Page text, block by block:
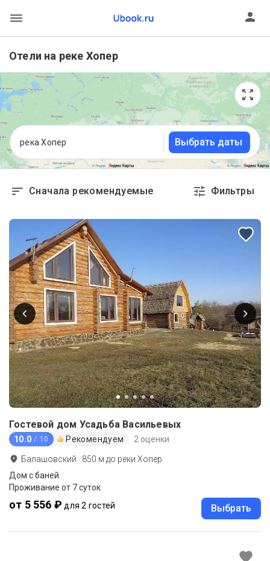
Отели на реке Хопер
река Хопер Выбрать даты
Сначала рекомендуемые Фильтры
Гостевой дом Усадьба Васильевых
10.0 / 10 Рекомендуем 2 оценки
Балашовский · 850 м до реки Хопер
Дом с баней
Проживание от 7 суток
от 5 556 ₽ для 2 гостей Выбрать